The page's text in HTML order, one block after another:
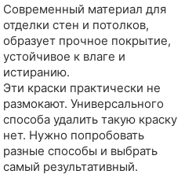
Современный материал для
отделки стен и потолков,
образует прочное покрытие,
устойчивое к влаге и
истиранию.
Эти краски практически не
размокают. Универсального
способа удалить такую краску
нет. Нужно попробовать
разные способы и выбрать
самый результативный.